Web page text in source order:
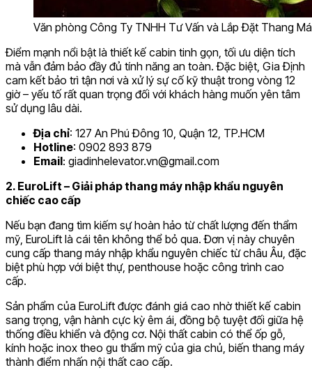
Văn phòng Công Ty TNHH Tư Vấn và Lắp Đặt Thang
Điểm mạnh nổi bật là thiết kế cabin tinh gọn, tối ưu diện tích
mà vẫn đảm bảo đầy đủ tính năng an toàn. Đặc biệt, Gia Định
cam kết bảo trì tận nơi và xử lý sự cố kỹ thuật trong vòng 12
giờ – yếu tố rất quan trọng đối với khách hàng muốn yên tâm
sử dụng lâu dài.
Địa chỉ: 127 An Phú Đông 10, Quận 12, TP.HCM
Hotline: 0902 893 879
Email: giadinhelevator.vn@gmail.com
2. EuroLift – Giải pháp thang máy nhập khẩu nguyên
chiếc cao cấp
Nếu bạn đang tìm kiếm sự hoàn hảo từ chất lượng đến thẩm
mỹ, EuroLift là cái tên không thể bỏ qua. Đơn vị này chuyên
cung cấp thang máy nhập khẩu nguyên chiếc từ châu Âu, đặc
biệt phù hợp với biệt thự, penthouse hoặc công trình cao
cấp.
Sản phẩm của EuroLift được đánh giá cao nhờ thiết kế cabin
sang trọng, vận hành cực kỳ êm ái, đồng bộ tuyệt đối giữa hệ
thống điều khiển và động cơ. Nội thất cabin có thể ốp gỗ,
kính hoặc inox theo gu thẩm mỹ của gia chủ, biến thang máy
thành điểm nhấn nội thất cao cấp.